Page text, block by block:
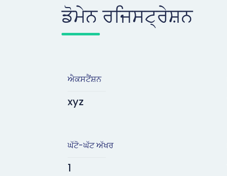
ਡੋਮੇਨ ਰਜਿਸਟ੍ਰੇਸ਼ਨ
ਐਕਸਟੈਂਸ਼ਨ
xyz
ਘੱਟੋ-ਘੱਟ ਅੱਖਰ
1